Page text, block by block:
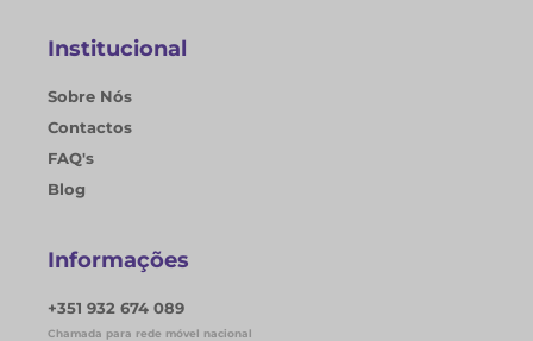
Institucional
Sobre Nós
Contactos
FAQ's
Blog
Informações
+351 932 674 089
Chamada para rede móvel nacional